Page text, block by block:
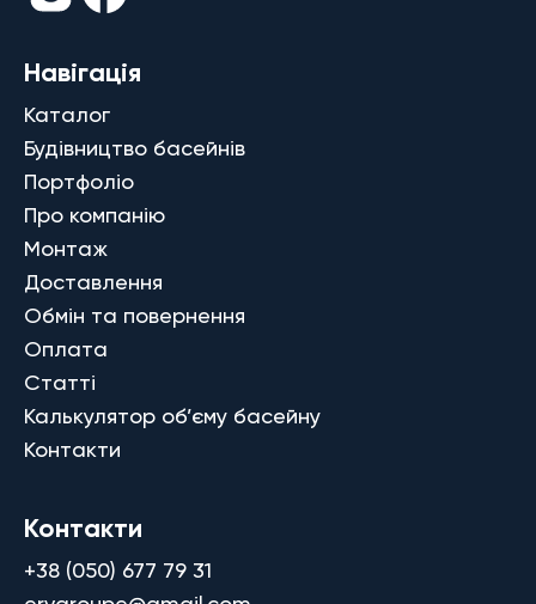
Навігація
Каталог
Будівництво басейнів
Портфоліо
Про компанію
Монтаж
Доставлення
Обмін та повернення
Оплата
Статті
Калькулятор об’єму басейну
Контакти
Контакти
+38 (050) 677 79 31